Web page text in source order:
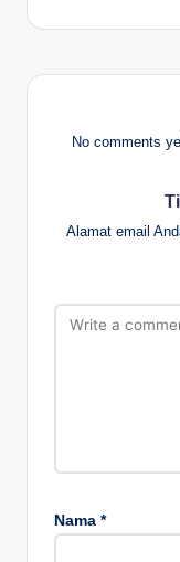
No comments
Alamat email
Nama *